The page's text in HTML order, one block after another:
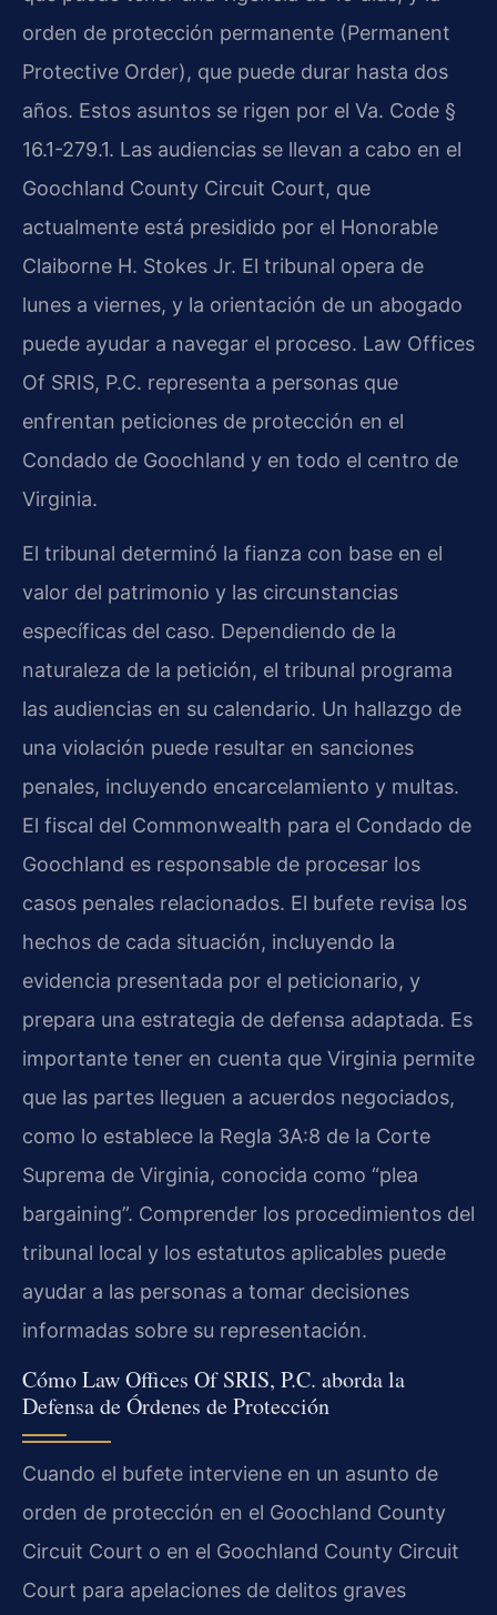
orden de protección permanente (Permanent
Protective Order), que puede durar hasta dos
años. Estos asuntos se rigen por el Va. Code §
16.1-279.1. Las audiencias se llevan a cabo en el
Goochland County Circuit Court, que
actualmente está presidido por el Honorable
Claiborne H. Stokes Jr. El tribunal opera de
lunes a viernes, y la orientación de un abogado
puede ayudar a navegar el proceso. Law Offices
Of SRIS, P.C. representa a personas que
enfrentan peticiones de protección en el
Condado de Goochland y en todo el centro de
Virginia.
El tribunal determinó la fianza con base en el
valor del patrimonio y las circunstancias
específicas del caso. Dependiendo de la
naturaleza de la petición, el tribunal programa
las audiencias en su calendario. Un hallazgo de
una violación puede resultar en sanciones
penales, incluyendo encarcelamiento y multas.
El fiscal del Commonwealth para el Condado de
Goochland es responsable de procesar los
casos penales relacionados. El bufete revisa los
hechos de cada situación, incluyendo la
evidencia presentada por el peticionario, y
prepara una estrategia de defensa adaptada. Es
importante tener en cuenta que Virginia permite
que las partes lleguen a acuerdos negociados,
como lo establece la Regla 3A:8 de la Corte
Suprema de Virginia, conocida como “plea
bargaining”. Comprender los procedimientos del
tribunal local y los estatutos aplicables puede
ayudar a las personas a tomar decisiones
informadas sobre su representación.
Cómo Law Offices Of SRIS, P.C. aborda la
Defensa de Órdenes de Protección
Cuando el bufete interviene en un asunto de
orden de protección en el Goochland County
Circuit Court o en el Goochland County Circuit
Court para apelaciones de delitos graves